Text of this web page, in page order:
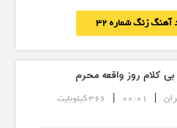
آهنگ زنگ شماره 32
کلام روز واقعه محرم
|
00:01
| 366 کیلوبایت